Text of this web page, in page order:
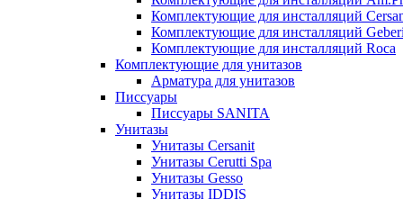
Комплектующие для инсталляций
Комплектующие для инсталляций
Комплектующие для инсталляций Roca
Комплектующие для унитазов
Арматура для унитазов
Писсуары
Писсуары SANITA
Унитазы
Унитазы Cersanit
Унитазы Cerutti Spa
Унитазы Gesso
Унитазы IDDIS